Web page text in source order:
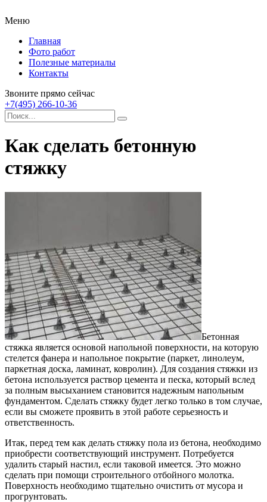
Меню
Главная
Фото работ
Полезные материалы
Контакты
Звоните прямо сейчас
+7(495) 266-10-36
Как сделать бетонную
стяжку
Бетонная
стяжка является основой напольной поверхности, на которую
стелется фанера и напольное покрытие (паркет, линолеум,
паркетная доска, ламинат, ковролин). Для создания стяжки из
бетона используется раствор цемента и песка, который вслед
за полным высыханием становится надежным напольным
фундаментом. Сделать стяжку будет легко только в том случае,
если вы сможете проявить в этой работе серьезность и
ответственность.
Итак, перед тем как делать стяжку пола из бетона, необходимо
приобрести соответствующий инструмент. Потребуется
удалить старый настил, если таковой имеется. Это можно
сделать при помощи строительного отбойного молотка.
Поверхность необходимо тщательно очистить от мусора и
прогрунтовать.